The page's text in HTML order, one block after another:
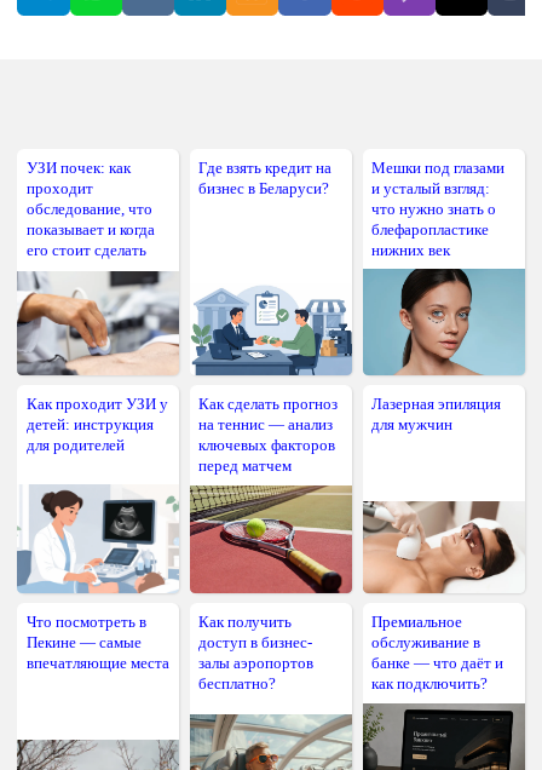
УЗИ почек: как
проходит
обследование, что
показывает и когда
его стоит сделать
Где взять кредит на
бизнес в Беларуси?
Мешки под глазами
и усталый взгляд:
что нужно знать о
блефаропластике
нижних век
Как проходит УЗИ у
детей: инструкция
для родителей
Как сделать прогноз
на теннис — анализ
ключевых факторов
перед матчем
Лазерная эпиляция
для мужчин
Что посмотреть в
Пекине — самые
впечатляющие места
Как получить
доступ в бизнес-
залы аэропортов
бесплатно?
Премиальное
обслуживание в
банке — что даёт и
как подключить?